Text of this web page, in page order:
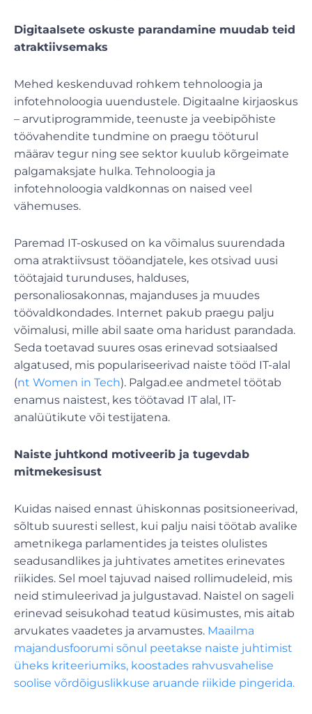
Digitaalsete oskuste parandamine muudab teid
atraktiivsemaks
Mehed keskenduvad rohkem tehnoloogia ja
infotehnoloogia uuendustele. Digitaalne kirjaoskus
– arvutiprogrammide, teenuste ja veebipõhiste
töövahendite tundmine on praegu tööturul
määrav tegur ning see sektor kuulub kõrgeimate
palgamaksjate hulka. Tehnoloogia ja
infotehnoloogia valdkonnas on naised veel
vähemuses.
Paremad IT-oskused on ka võimalus suurendada
oma atraktiivsust tööandjatele, kes otsivad uusi
töötajaid turunduses, halduses,
personaliosakonnas, majanduses ja muudes
töövaldkondades. Internet pakub praegu palju
võimalusi, mille abil saate oma haridust parandada.
Seda toetavad suures osas erinevad sotsiaalsed
algatused, mis populariseerivad naiste tööd IT-alal
(nt Women in Tech). Palgad.ee andmetel töötab
enamus naistest, kes töötavad IT alal, IT-
analüütikute või testijatena.
Naiste juhtkond motiveerib ja tugevdab
mitmekesisust
Kuidas naised ennast ühiskonnas positsioneerivad,
sõltub suuresti sellest, kui palju naisi töötab avalike
ametnikega parlamentides ja teistes olulistes
seadusandlikes ja juhtivates ametites erinevates
riikides. Sel moel tajuvad naised rollimudeleid, mis
neid stimuleerivad ja julgustavad. Naistel on sageli
erinevad seisukohad teatud küsimustes, mis aitab
arvukates vaadetes ja arvamustes. Maailma
majandusfoorumi sõnul peetakse naiste juhtimist
üheks kriteeriumiks, koostades rahvusvahelise
soolise võrdõiguslikkuse aruande riikide pingerida.